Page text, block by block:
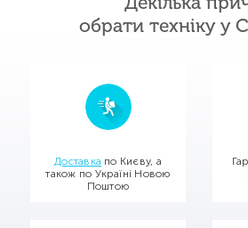
обрати техніку у
Доставка по Києву, а
також по Україні Новою
Поштою